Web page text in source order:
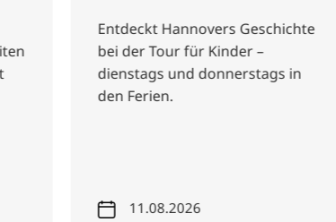
Entdeckt Hannovers Geschichte
bei der Tour für Kinder –
dienstags und donnerstags in
den Ferien.
11.08.2026